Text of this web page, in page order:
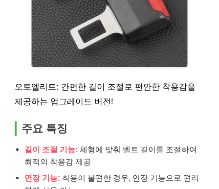
오토엘리트: 간편한 길이 조절로 편안한 착용감을
제공하는 업그레이드 버전!
주요 특징
길이 조절 기능: 체형에 맞춰 벨트 길이를 조절하여
최적의 착용감 제공
연장 기능: 착용이 불편한 경우, 연장 기능으로 편리